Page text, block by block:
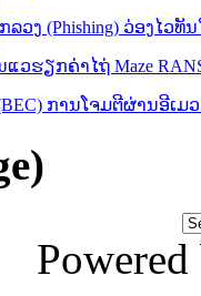
ວງ (Phishing) ວ່ອງໄວທັ
ຮຽກຄ່າໄຖ່ Maze
(BEC) ການ​ໂຈມ​ຕີ​ຜ່ານ​ອີ​ເ